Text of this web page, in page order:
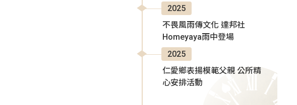
2025
不畏風雨傳文化 達邦社
Homeyaya雨中登場
2025
仁愛鄉表揚模範父親 公所精
心安排活動